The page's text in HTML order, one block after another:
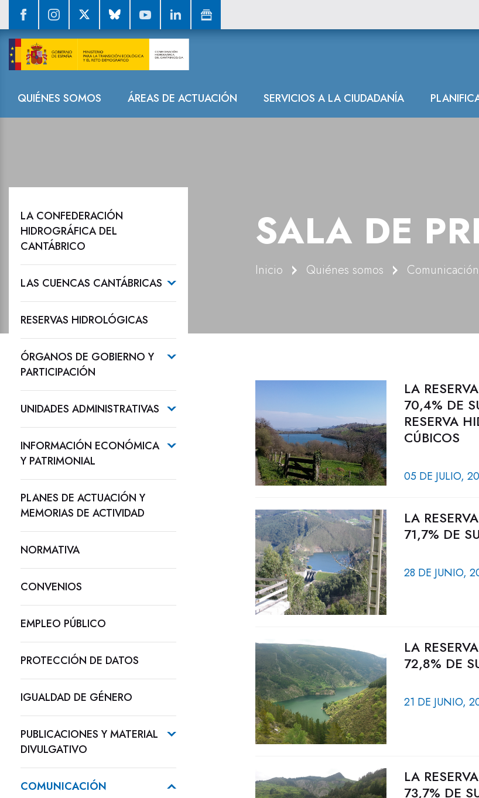
Navegación
QUIÉNES SOMOS ÁREAS DE ACTUACIÓN SERVICIOS A LA CIUDADANÍA
Sala de prensa
SALA DE
Inicio Quiénes somos Comunicación
LA CONFEDERACIÓN
HIDROGRÁFICA DEL
CANTÁBRICO
LAS CUENCAS CANTÁBRICAS
RESERVAS HIDROLÓGICAS
ÓRGANOS DE GOBIERNO Y
PARTICIPACIÓN
UNIDADES ADMINISTRATIVAS
INFORMACIÓN ECONÓMICA
Y PATRIMONIAL
PLANES DE ACTUACIÓN Y
MEMORIAS DE ACTIVIDAD
NORMATIVA
CONVENIOS
EMPLEO PÚBLICO
PROTECCIÓN DE DATOS
IGUALDAD DE GÉNERO
PUBLICACIONES Y MATERIAL
DIVULGATIVO
COMUNICACIÓN
LA
70,4% DE
RESERVA
CÚBICOS
05 DE JULIO,
LA
71,7% DE
28 DE JUNIO,
LA
72,8% DE
21 DE JUNIO,
LA
73,7% DE